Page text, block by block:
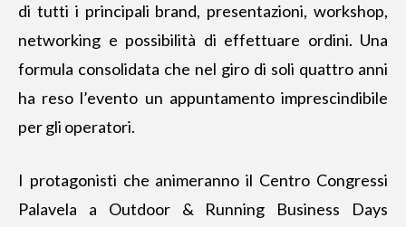
di tutti i principali brand, presentazioni, workshop,
networking e possibilità di effettuare ordini. Una
formula consolidata che nel giro di soli quattro anni
ha reso l’evento un appuntamento imprescindibile
per gli operatori.
I protagonisti che animeranno il Centro Congressi
Palavela a Outdoor & Running Business Days